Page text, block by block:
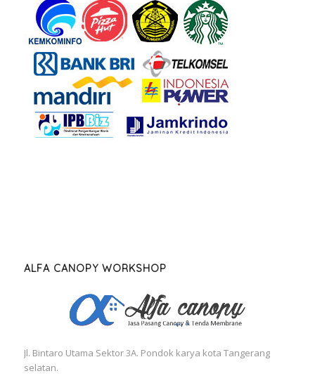
ALFA CANOPY WORKSHOP
Jl. Bintaro Utama Sektor 3A. Pondok karya kota Tangerang
selatan.